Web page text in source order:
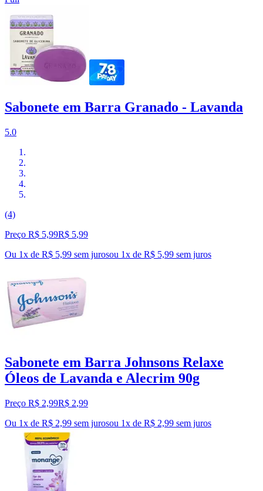
Sabonete em Barra Granado - Lavanda
5.0
(4)
Preço R$ 5,99R$ 5,99
Ou 1x de R$ 5,99 sem jurosou 1x de R$ 5,99 sem juros
Sabonete em Barra Johnsons Relaxe
Óleos de Lavanda e Alecrim 90g
Preço R$ 2,99R$ 2,99
Ou 1x de R$ 2,99 sem jurosou 1x de R$ 2,99 sem juros